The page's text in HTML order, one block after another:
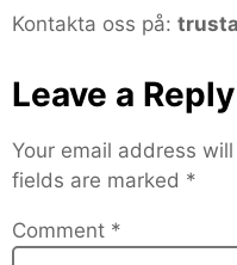
Kontakta oss på:
Leave a Reply
Your email address
fields are marked *
Comment *